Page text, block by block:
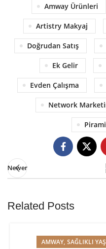
Amway Ürünleri
Artistry Makyaj
Doğrudan Satış
Ek Gelir
Evden Çalışma
Network
Newer
Related Posts
AMWAY, SAĞLIKLI